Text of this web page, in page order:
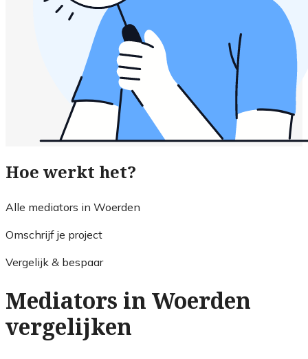
Hoe werkt het?
Alle mediators in Woerden
Omschrijf je project
Vergelijk & bespaar
Mediators in Woerden
vergelijken